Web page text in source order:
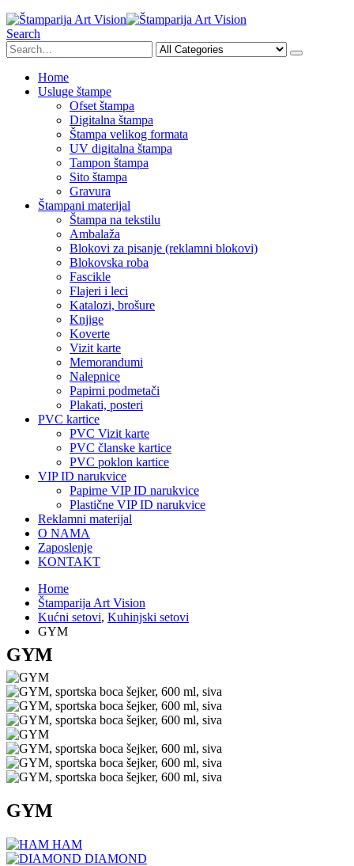
Search
Home
Usluge štampe
Ofset štampa
Digitalna štampa
Štampa velikog formata
UV digitalna štampa
Tampon štampa
Sito štampa
Gravura
Štampani materijal
Štampa na tekstilu
Ambalaža
Blokovi za pisanje (reklamni blokovi)
Blokovska roba
Fascikle
Flajeri i leci
Katalozi, brošure
Knjige
Koverte
Vizit karte
Memorandumi
Nalepnice
Papirni podmetači
Plakati, posteri
PVC kartice
PVC Vizit karte
PVC članske kartice
PVC poklon kartice
VIP ID narukvice
Papirne VIP ID narukvice
Plastične VIP ID narukvice
Reklamni materijal
O NAMA
Zaposlenje
KONTAKT
Home
Štamparija Art Vision
Kućni setovi, Kuhinjski setovi
GYM
GYM
GYM
HAM
DIAMOND